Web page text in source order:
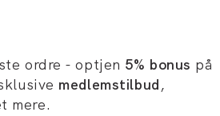
ordre - optjen 5% bonus på
medlemstilbud,
mere.